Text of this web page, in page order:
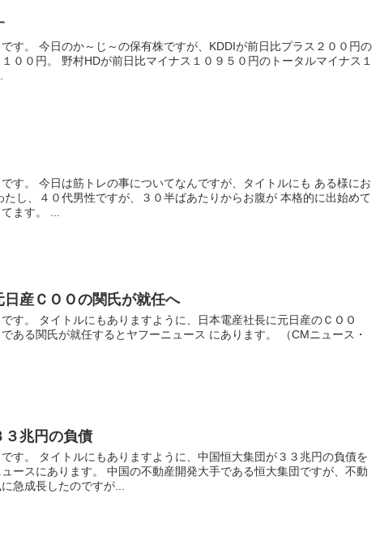
す。 今日のか～じ～の保有株ですが、KDDIが前日比プラス２００円の
００円。 野村HDが前日比マイナス１０９５０円のトータルマイナス１
す。 今日は筋トレの事についてなんですが、タイトルにも ある様にお
たし、４０代男性ですが、３０半ばあたりからお腹が 本格的に出始めて
ます。 ...
日産ＣＯＯの関氏が就任へ
す。 タイトルにもありますように、日本電産社長に元日産のＣＯＯ
である関氏が就任するとヤフーニュース にあります。 （CMニュース・
３兆円の負債
す。 タイトルにもありますように、中国恒大集団が３３兆円の負債を
ースにあります。 中国の不動産開発大手である恒大集団ですが、不動
急成長したのですが...